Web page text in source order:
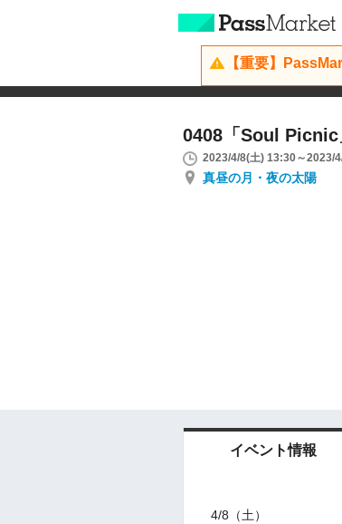
【重要】
0408「Soul Picnic
2023/4/8(土) 13:30～2023/
真昼の月・夜の太陽
イベント情報
4/8 （土）